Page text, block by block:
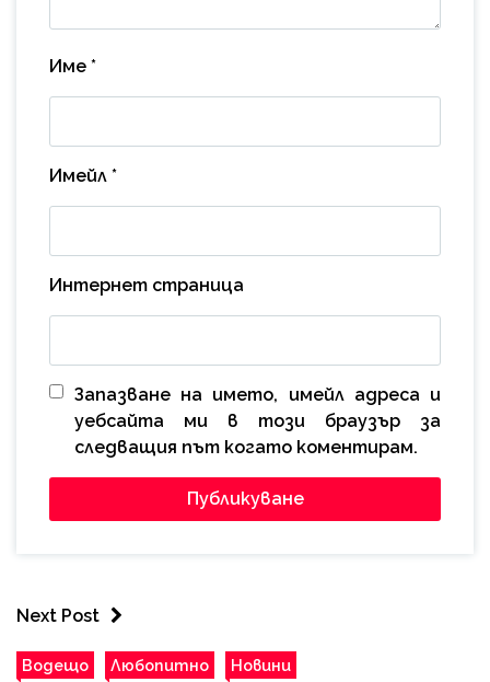
Име *
Имейл *
Интернет страница
Запазване на името, имейл адреса и
уебсайта ми в този браузър за
следващия път когато коментирам.
Next Post
Водещо Любопитно Новини